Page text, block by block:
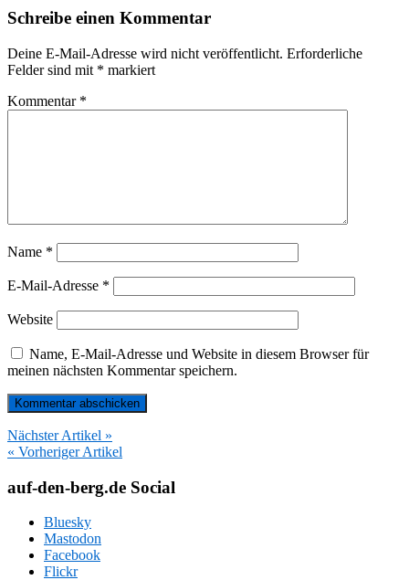
Schreibe einen Kommentar
Deine E-Mail-Adresse wird nicht veröffentlicht. Erforderliche
Felder sind mit * markiert
Kommentar *
Name *
E-Mail-Adresse *
Website
Name, E-Mail-Adresse und Website in diesem Browser für
meinen nächsten Kommentar speichern.
Nächster Artikel »
« Vorheriger Artikel
auf-den-berg.de Social
Bluesky
Mastodon
Facebook
Flickr